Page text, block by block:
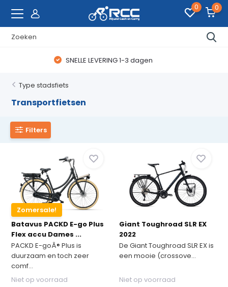
0 0
WAANZINNIGE FIETSDEALS
Type stadsfiets
Transportfietsen
Filters
Zomersale!
Batavus PACKD E-go Plus
Flex accu Dames ...
PACKD E-goÂ® Plus is
duurzaam en toch zeer
comf...
Niet op voorraad
Giant Toughroad SLR EX
2022
De Giant Toughroad SLR EX is
een mooie (crossove...
Niet op voorraad